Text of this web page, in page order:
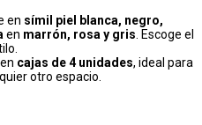
en símil piel blanca, negro,
en marrón, rosa y gris . Escoge el
cajas de 4 unidades, ideal para
otro espacio.